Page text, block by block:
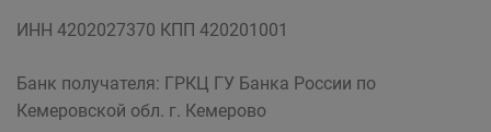
ИНН 4202027370 КПП 420201001
Банк получателя: ГРКЦ ГУ Банка России по
Кемеровской обл. г. Кемерово